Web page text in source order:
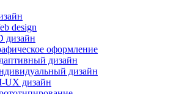
design
дизайн
оформление
дизайн
дизайн
дизайн